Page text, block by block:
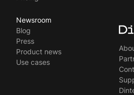
Newsroom
Blog
Press
Product news
Use cases